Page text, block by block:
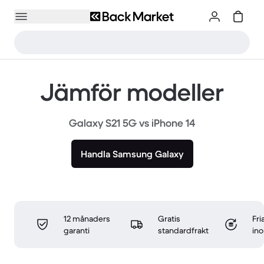
Jämför modeller
Galaxy S21 5G vs iPhone 14
Handla Samsung Galaxy
12 månaders
garanti
Gratis
standardfrakt